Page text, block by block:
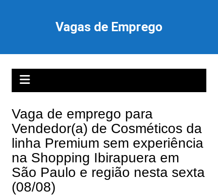
Vagas de Emprego
Vaga de emprego para
Vendedor(a) de Cosméticos da
linha Premium sem experiência
na Shopping Ibirapuera em
São Paulo e região nesta sexta
(08/08)